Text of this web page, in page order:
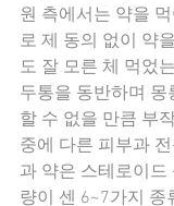
원 측에서는 약을
로 제 동의 없이 약
도 잘 모른 체 먹었
두통을 동반하며
할 수 없을 만큼 부
중에 다른 피부과
과 약은 스테로이드
량이 센 6~7가지 종